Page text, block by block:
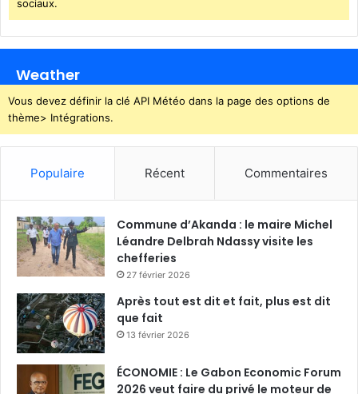
e
u
n
s
e
g
s
e
n
sociaux.
Weather
Vous devez définir la clé API Météo dans la page des options de
thème> Intégrations.
Populaire Récent Commentaires
Commune d’Akanda : le maire Michel
Léandre Delbrah Ndassy visite les
chefferies
27 février 2026
Après tout est dit et fait, plus est dit
que fait
13 février 2026
ÉCONOMIE : Le Gabon Economic Forum
2026 veut faire du privé le moteur de